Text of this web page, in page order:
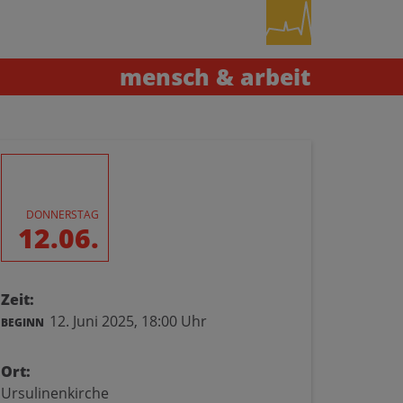
mensch & arbeit
DONNERSTAG
12.06.
Zeit:
BEGINN 12. Juni 2025, 18:00 Uhr
Ort:
Ursulinenkirche